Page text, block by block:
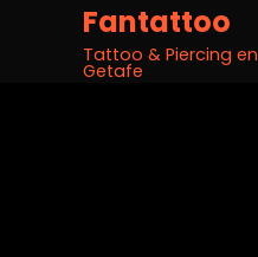
Fantattoo
Tattoo & Piercing en
Getafe